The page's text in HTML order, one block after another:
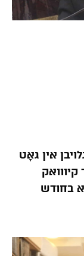
אין גאָט
בחודש